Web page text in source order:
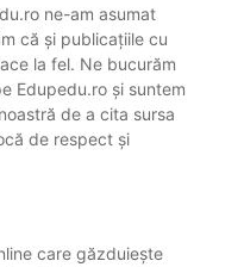
ne-am asumat
că și publicațiile cu
la fel. Ne bucurăm
Edupedu.ro și suntem
de a cita sursa
de respect și
care găzduiește